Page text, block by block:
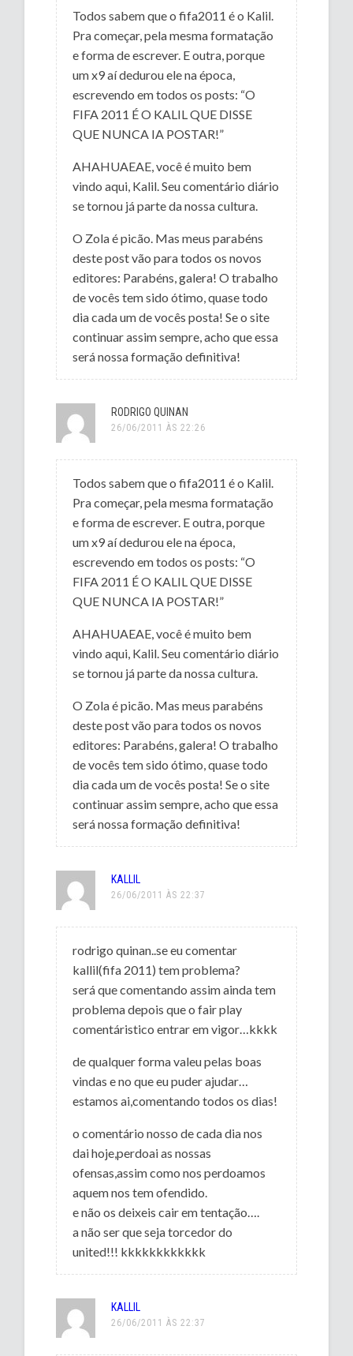
Todos sabem que o fifa2011 é o Kalil.
Pra começar, pela mesma formatação
e forma de escrever. E outra, porque
um x9 aí dedurou ele na época,
escrevendo em todos os posts: “O
FIFA 2011 É O KALIL QUE DISSE
QUE NUNCA IA POSTAR!”
AHAHUAEAE, você é muito bem
vindo aqui, Kalil. Seu comentário diário
se tornou já parte da nossa cultura.
O Zola é picão. Mas meus parabéns
deste post vão para todos os novos
editores: Parabéns, galera! O trabalho
de vocês tem sido ótimo, quase todo
dia cada um de vocês posta! Se o site
continuar assim sempre, acho que essa
será nossa formação definitiva!
RODRIGO QUINAN
26/06/2011 ÀS 22:26
Todos sabem que o fifa2011 é o Kalil.
Pra começar, pela mesma formatação
e forma de escrever. E outra, porque
um x9 aí dedurou ele na época,
escrevendo em todos os posts: “O
FIFA 2011 É O KALIL QUE DISSE
QUE NUNCA IA POSTAR!”
AHAHUAEAE, você é muito bem
vindo aqui, Kalil. Seu comentário diário
se tornou já parte da nossa cultura.
O Zola é picão. Mas meus parabéns
deste post vão para todos os novos
editores: Parabéns, galera! O trabalho
de vocês tem sido ótimo, quase todo
dia cada um de vocês posta! Se o site
continuar assim sempre, acho que essa
será nossa formação definitiva!
KALLIL
26/06/2011 ÀS 22:37
rodrigo quinan..se eu comentar
kallil(fifa 2011) tem problema?
será que comentando assim ainda tem
problema depois que o fair play
comentáristico entrar em vigor…kkkk
de qualquer forma valeu pelas boas
vindas e no que eu puder ajudar…
estamos ai,comentando todos os dias!
o comentário nosso de cada dia nos
dai hoje,perdoai as nossas
ofensas,assim como nos perdoamos
aquem nos tem ofendido.
e não os deixeis cair em tentação….
a não ser que seja torcedor do
united!!! kkkkkkkkkkkk
KALLIL
26/06/2011 ÀS 22:37